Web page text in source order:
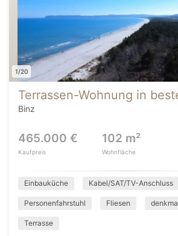
1/20
Terrassen-Wohnung in
Binz
465.000 €
Kaufpreis
102 m²
Wohnfläche
Einbauküche Kabel/SAT/TV-Anschluss
Personenfahrstuhl Fliesen
Terrasse